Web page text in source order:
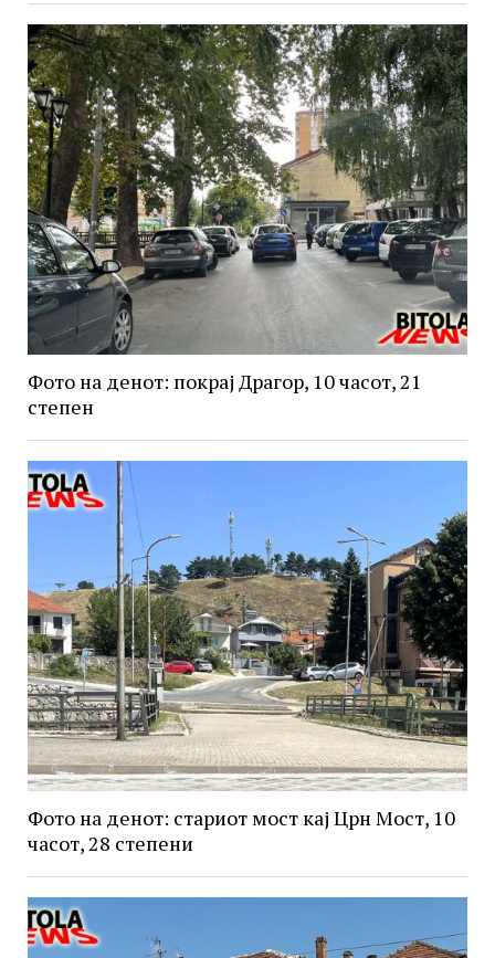
Фото на денот: покрај Драгор, 10 часот, 21
степен
Фото на денот: стариот мост кај Црн Мост, 10
часот, 28 степени